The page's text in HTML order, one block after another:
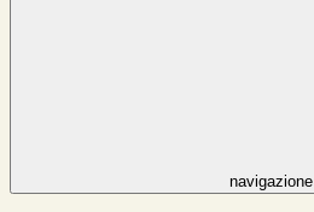
navigazione